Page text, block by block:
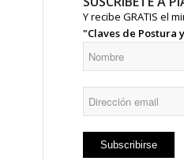
Y recibe GRATIS el
"Claves de Postura